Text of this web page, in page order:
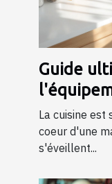
Guide
cuisine
La cuisine est
coeur d'une
s'éveillent...